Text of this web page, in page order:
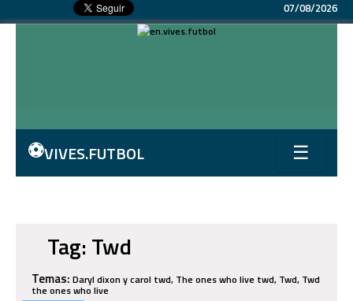
07/08/2026
⚽VIVES.FUTBOL ☰
Tag: Twd
Temas: Daryl dixon y carol twd, The ones who live twd, Twd, Twd
the ones who live